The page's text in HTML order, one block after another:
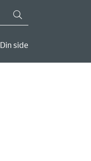
Din side